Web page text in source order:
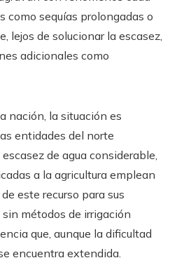
como sequías prolongadas o
lejos de solucionar la escasez,
adicionales como
nación, la situación es
entidades del norte
de agua considerable,
a la agricultura emplean
este recurso para sus
métodos de irrigación
que, aunque la dificultad
encuentra extendida.